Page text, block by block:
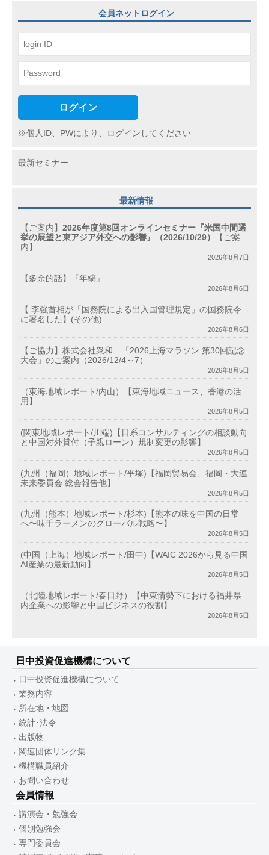
ン
会員ネットログイン
ログイン
※個人ID、PWにより、ログインしてください
最新セミナー
最新情報
【ご案内】 2026年度第8回オンラインセミナー『米国中間選
挙の展望と東アジア外交への影響』（2026/10/29）
【ご案
内】
2026年8月7日
【多余的話】『年縞』
2026年8月6日
【 李強首相が「国務院による出入国管理規定」の国務院令
に署名した】(その他)
2026年8月6日
【ご協力】株式会社衆和 「2026上海マラソン 第30回記念
大会」のご案内（2026/12/4～7）
2026年8月5日
（東海地域レポート/内山）【東海地域ニュース、香港の活
用】
2026年8月5日
(関東地域レポート/川端)【日系コンサルティングの相談動向
と中国対外貸付（子親ローン）規制変更の影響】
2026年8月5日
(九州（福岡）地域レポート/平塚)【福岡貿易会、福岡・大連
未来委員会 総会報告他】
2026年8月5日
(九州（熊本）地域レポート/杉本)【熊本の味を中国の日常
へ〜味千ラーメンのグローバル戦略〜】
2026年8月5日
(中国（上海）地域レポート/田中)【WAIC 2026から見る中国
AI産業の最新動向】
2026年8月5日
（北陸地域レポート/春日野）【中東情勢下における福井県
内企業への影響と中国ビジネスの役割】
2026年8月5日
日中投資促進機構について
日中投資促進機構について
業務内容
所在地・地図
統計･法令
出版物
関連団体リンク集
機構職員紹介
お問い合わせ
会員情報
講演会・勉強会
個別勉強会
専門委員会